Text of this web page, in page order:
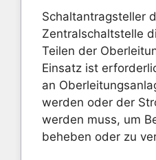
Schaltantragsteller
Zentralschaltstelle
Teilen der
Einsatz ist
an
werden oder der
werden muss, um
beheben oder zu